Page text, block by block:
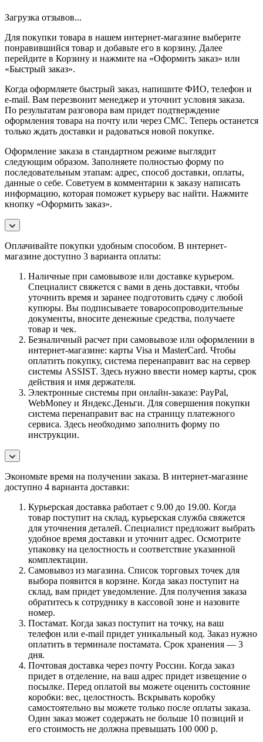
Загрузка отзывов...
Для покупки товара в нашем интернет-магазине выберите
понравившийся товар и добавьте его в корзину. Далее
перейдите в Корзину и нажмите на «Оформить заказ» или
«Быстрый заказ».
Когда оформляете быстрый заказ, напишите ФИО, телефон и
e-mail. Вам перезвонит менеджер и уточнит условия заказа.
По результатам разговора вам придет подтверждение
оформления товара на почту или через СМС. Теперь останется
только ждать доставки и радоваться новой покупке.
Оформление заказа в стандартном режиме выглядит
следующим образом. Заполняете полностью форму по
последовательным этапам: адрес, способ доставки, оплаты,
данные о себе. Советуем в комментарии к заказу написать
информацию, которая поможет курьеру вас найти. Нажмите
кнопку «Оформить заказ».
Оплачивайте покупки удобным способом. В интернет-
магазине доступно 3 варианта оплаты:
Наличные при самовывозе или доставке курьером.
Специалист свяжется с вами в день доставки, чтобы
уточнить время и заранее подготовить сдачу с любой
купюры. Вы подписываете товаросопроводительные
документы, вносите денежные средства, получаете
товар и чек.
Безналичный расчет при самовывозе или оформлении в
интернет-магазине: карты Visa и MasterCard. Чтобы
оплатить покупку, система перенаправит вас на сервер
системы ASSIST. Здесь нужно ввести номер карты, срок
действия и имя держателя.
Электронные системы при онлайн-заказе: PayPal,
WebMoney и Яндекс.Деньги. Для совершения покупки
система перенаправит вас на страницу платежного
сервиса. Здесь необходимо заполнить форму по
инструкции.
Экономьте время на получении заказа. В интернет-магазине
доступно 4 варианта доставки:
Курьерская доставка работает с 9.00 до 19.00. Когда
товар поступит на склад, курьерская служба свяжется
для уточнения деталей. Специалист предложит выбрать
удобное время доставки и уточнит адрес. Осмотрите
упаковку на целостность и соответствие указанной
комплектации.
Самовывоз из магазина. Список торговых точек для
выбора появится в корзине. Когда заказ поступит на
склад, вам придет уведомление. Для получения заказа
обратитесь к сотруднику в кассовой зоне и назовите
номер.
Постамат. Когда заказ поступит на точку, на ваш
телефон или e-mail придет уникальный код. Заказ нужно
оплатить в терминале постамата. Срок хранения — 3
дня.
Почтовая доставка через почту России. Когда заказ
придет в отделение, на ваш адрес придет извещение о
посылке. Перед оплатой вы можете оценить состояние
коробки: вес, целостность. Вскрывать коробку
самостоятельно вы можете только после оплаты заказа.
Один заказ может содержать не больше 10 позиций и
его стоимость не должна превышать 100 000 р.